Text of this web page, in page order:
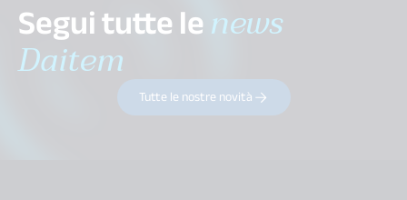
Segui tutte lenews
Daitem
Tutte le nostre novità